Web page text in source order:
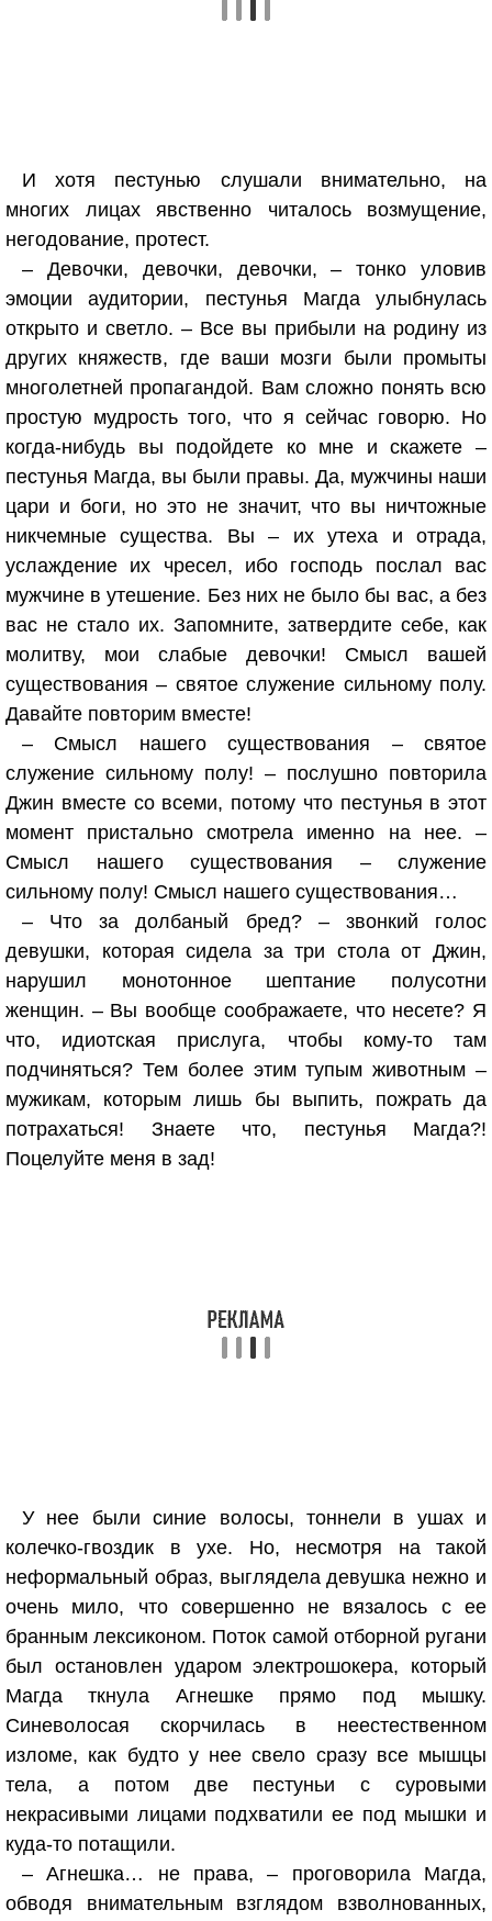
И хотя пестунью слушали внимательно, на
многих лицах явственно читалось возмущение,
негодование, протест.
– Девочки, девочки, девочки, – тонко уловив
эмоции аудитории, пестунья Магда улыбнулась
открыто и светло. – Все вы прибыли на родину из
других княжеств, где ваши мозги были промыты
многолетней пропагандой. Вам сложно понять всю
простую мудрость того, что я сейчас говорю. Но
когда-нибудь вы подойдете ко мне и скажете –
пестунья Магда, вы были правы. Да, мужчины наши
цари и боги, но это не значит, что вы ничтожные
никчемные существа. Вы – их утеха и отрада,
услаждение их чресел, ибо господь послал вас
мужчине в утешение. Без них не было бы вас, а без
вас не стало их. Запомните, затвердите себе, как
молитву, мои слабые девочки! Смысл вашей
существования – святое служение сильному полу.
Давайте повторим вместе!
– Смысл нашего существования – святое
служение сильному полу! – послушно повторила
Джин вместе со всеми, потому что пестунья в этот
момент пристально смотрела именно на нее. –
Смысл нашего существования – служение
сильному полу! Смысл нашего существования…
– Что за долбаный бред? – звонкий голос
девушки, которая сидела за три стола от Джин,
нарушил монотонное шептание полусотни
женщин. – Вы вообще соображаете, что несете? Я
что, идиотская прислуга, чтобы кому-то там
подчиняться? Тем более этим тупым животным –
мужикам, которым лишь бы выпить, пожрать да
потрахаться! Знаете что, пестунья Магда?!
Поцелуйте меня в зад!
У нее были синие волосы, тоннели в ушах и
колечко-гвоздик в ухе. Но, несмотря на такой
неформальный образ, выглядела девушка нежно и
очень мило, что совершенно не вязалось с ее
бранным лексиконом. Поток самой отборной ругани
был остановлен ударом электрошокера, который
Магда ткнула Агнешке прямо под мышку.
Синеволосая скорчилась в неестественном
изломе, как будто у нее свело сразу все мышцы
тела, а потом две пестуньи с суровыми
некрасивыми лицами подхватили ее под мышки и
куда-то потащили.
– Агнешка… не права, – проговорила Магда,
обводя внимательным взглядом взволнованных,